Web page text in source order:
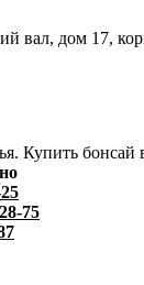
вал, дом 17,
Купить бонсай
75